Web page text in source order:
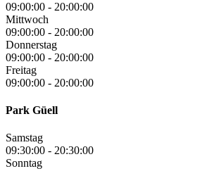
09:00:00 - 20:00:00
Mittwoch
09:00:00 - 20:00:00
Donnerstag
09:00:00 - 20:00:00
Freitag
09:00:00 - 20:00:00
Park Güell
Samstag
09:30:00 - 20:30:00
Sonntag